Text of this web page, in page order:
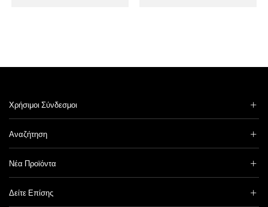
Χρήσιμοι Σύνδεσμοι
Αναζήτηση
Νέα Προϊόντα
Δείτε Επίσης